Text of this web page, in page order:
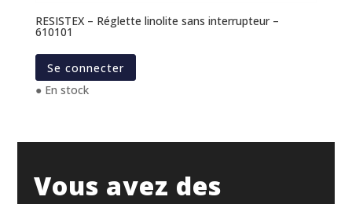
RESISTEX – Réglette linolite sans interrupteur –
610101
Se connecter
● En stock
Vous avez des